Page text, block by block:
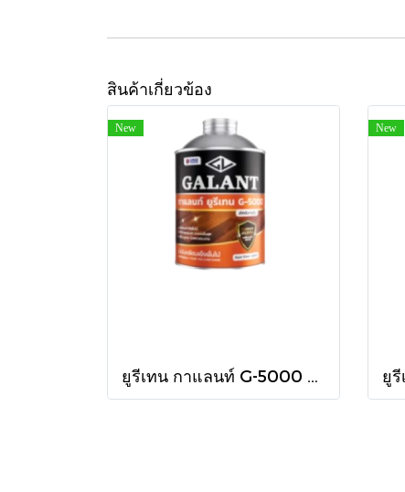
สินค้าเกี่ยวข้อง
New New